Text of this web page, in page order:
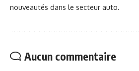
nouveautés dans le secteur auto.
Aucun commentaire